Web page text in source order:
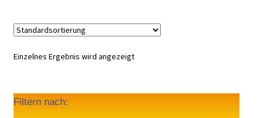
Einzelnes Ergebnis wird angezeigt
Filtern nach: